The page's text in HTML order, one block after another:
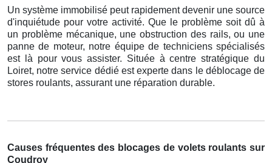
Un système immobilisé peut rapidement devenir une source
d'inquiétude pour votre activité. Que le problème soit dû à
un problème mécanique, une obstruction des rails, ou une
panne de moteur, notre équipe de techniciens spécialisés
est là pour vous assister. Située à centre stratégique du
Loiret, notre service dédié est experte dans le déblocage de
stores roulants, assurant une réparation durable.
Causes fréquentes des blocages de volets roulants sur
Coudroy